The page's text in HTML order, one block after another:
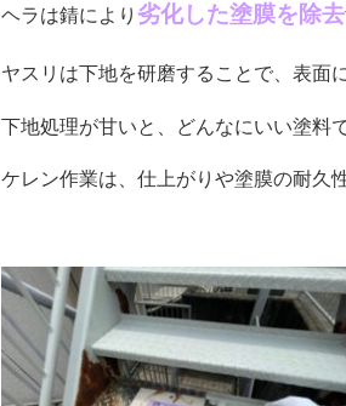
ヘラは錆により 劣化した塗膜を除去
ヤスリは下地を研磨することで、表面
下地処理が甘いと、どんなにいい塗料
ケレン作業は、仕上がりや塗膜の耐久